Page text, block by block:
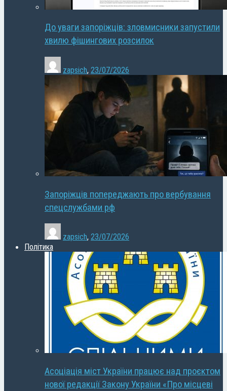
До уваги запоріжців: зловмисники запустили
хвилю фішингових розсилок
zapsich, 23/07/2026
Запоріжців попереджають про вербування
спецслужбами рф
zapsich, 23/07/2026
Політика
Асоціація міст України працює над проєктом
нової редакції Закону України «Про місцеві